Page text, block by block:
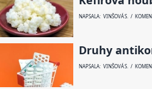
NAPSALA: VINŠOVÁ S. /
Druhy
NAPSALA: VINŠOVÁ S. /